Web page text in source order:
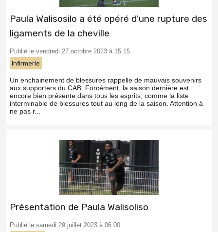
Paula Walisosilo a été opéré d'une rupture des
ligaments de la cheville
Publié le vendredi 27 octobre 2023 à 15:15
Infirmerie
Un enchainement de blessures rappelle de mauvais souvenirs
aux supporters du CAB. Forcément, la saison dernière est
encore bien présente dans tous les esprits, comme la liste
interminable de blessures tout au long de la saison. Attention à
ne pas r...
Présentation de Paula Walisoliso
Publié le samedi 29 juillet 2023 à 06:00